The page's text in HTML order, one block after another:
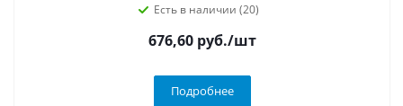
Есть в наличии (20)
676,60 руб./шт
Подробнее